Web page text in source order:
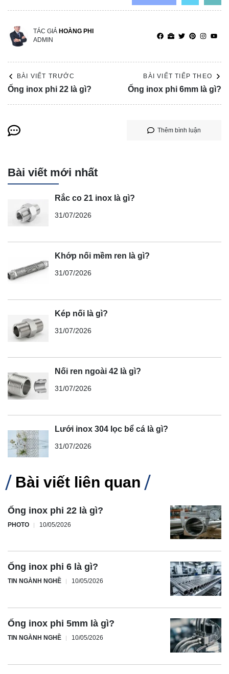
TÁC GIẢ HOÀNG PHI
ADMIN
BÀI VIẾT TRƯỚC
Ống inox phi 22 là gì?
BÀI VIẾT TIẾP THEO
Ống inox phi 6mm là gì?
Thêm bình luận
Bài viết mới nhất
Rắc co 21 inox là gì?
31/07/2026
Khớp nối mềm ren là gì?
31/07/2026
Kép nối là gì?
31/07/2026
Nối ren ngoài 42 là gì?
31/07/2026
Lưới inox 304 lọc bể cá là gì?
31/07/2026
Bài viết liên quan
Ống inox phi 22 là gì?
PHOTO 10/05/2026
Ống inox phi 6 là gì?
TIN NGÀNH NGHỀ 10/05/2026
Ống inox phi 5mm là gì?
TIN NGÀNH NGHỀ 10/05/2026